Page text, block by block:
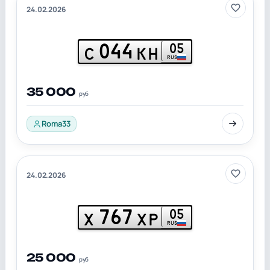
24.02.2026
С 044 КН 05
RUS
35 000 руб
Roma33
24.02.2026
Х 767 ХР 05
RUS
25 000 руб